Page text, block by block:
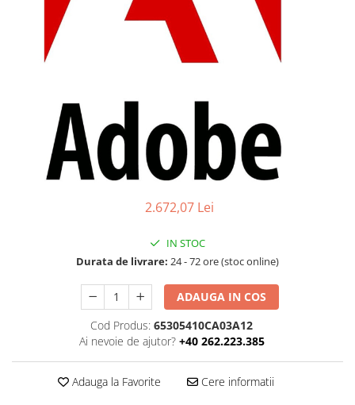
Smartphone IPhone
USB Hub
2.672,07 Lei
IN STOC
Durata de livrare: 24 - 72 ore (stoc online)
ADAUGA IN COS
Cod Produs: 65305410CA03A12
Ai nevoie de ajutor? +40 262.223.385
Adauga la Favorite Cere informatii